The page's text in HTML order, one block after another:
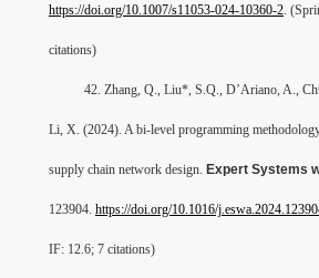
https://doi.org/10.1007/s11053-024-10360-2 .
citations)
42. Zhang, Q., Liu*, S.Q., D’Ariano, A.,
Li, X. (2024). A bi-level programming
supply chain network design. Expert Systems
123904. https://doi.org/10.1016/
IF: 12.6; 7 citations)